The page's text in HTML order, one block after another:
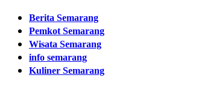
Berita Semarang
Pemkot Semarang
Wisata Semarang
info semarang
Kuliner Semarang